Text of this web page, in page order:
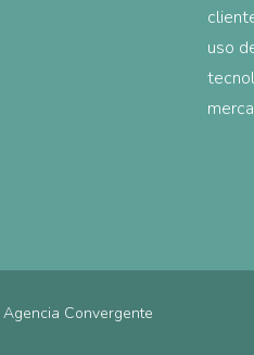
uso
Agencia Convergente